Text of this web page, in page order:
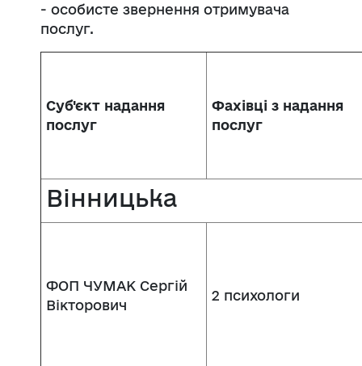
- особисте звернення отримувача
послуг.
Суб'єкт надання
послуг
Фахівці з надання
послуг
Вінницька
ФОП ЧУМАК Сергій
Вікторович
2 психологи